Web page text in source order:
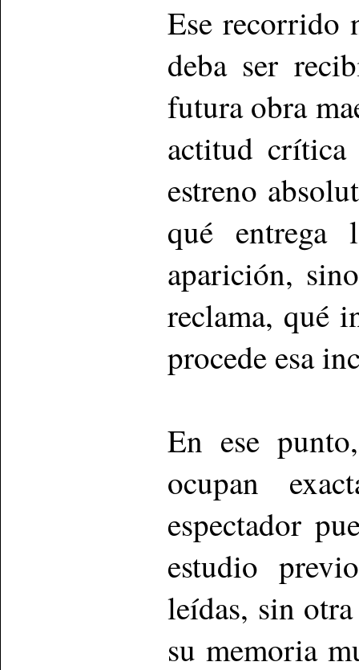
Ese recorrido
deba ser
futura obra
actitud crítica
estreno
qué
aparición,
reclama, qué
procede esa
En ese
ocupan
espectador
estudio
leídas, sin
su memoria